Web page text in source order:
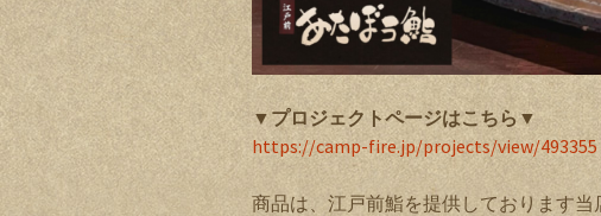
▼プロジェクトページはこちら▼
https://camp-fire.jp/projects/view/493355
商品は、江戸前鮨を提供しております当